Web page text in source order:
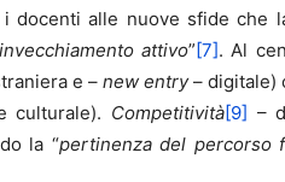
docenti alle nuove sfide che
attivo”[7]. Al
e – new entry– digitale)
culturale). Competitività[9] –
la “pertinenza del percorso